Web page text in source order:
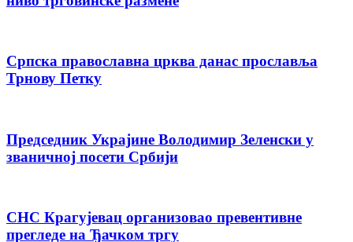
Српска православна црква данас прославља
Трнову Петку
Председник Украјине Володимир Зеленски у
званичној посети Србији
СНС Крагујевац организовао превентивне
прегледе на Ђачком тргу